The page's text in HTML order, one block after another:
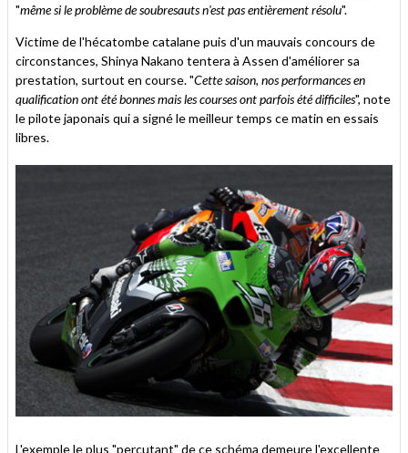
"même si le problème de soubresauts n'est pas entièrement résolu".
Victime de l'hécatombe catalane puis d'un mauvais concours de
circonstances, Shinya Nakano tentera à Assen d'améliorer sa
prestation, surtout en course. "Cette saison, nos performances en
qualification ont été bonnes mais les courses ont parfois été difficiles", note
le pilote japonais qui a signé le meilleur temps ce matin en essais
libres.
L'exemple le plus "percutant" de ce schéma demeure l'excellente